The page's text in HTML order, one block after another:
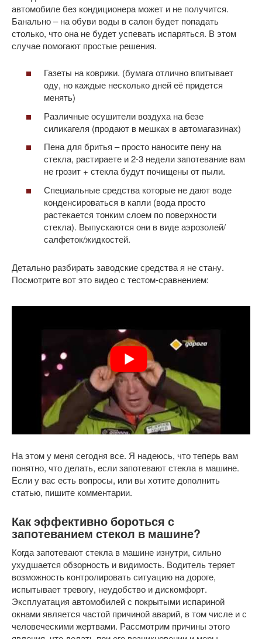
автомобиле без кондиционера может и не получится.
Банально – на обуви воды в салон будет попадать
столько, что она не будет успевать испаряться. В этом
случае помогают простые решения.
Газеты на коврики. (бумага отлично впитывает
оду, но каждые несколько дней её придется
менять)
Различные осушители воздуха на безе
силикагеля (продают в мешках в автомагазинах)
Пена для бритья – просто наносите пену на
стекла, растираете и 2-3 недели запотевание вам
не грозит + стекла будут почищены от пыли.
Специальные средства которые не дают воде
конденсироваться в капли (вода просто
растекается тонким слоем по поверхности
стекла). Выпускаются они в виде аэрозолей/
салфеток/жидкостей.
Детально разбирать заводские средства я не стану.
Посмотрите вот это видео с тестом-сравнением:
На этом у меня сегодня все. Я надеюсь, что теперь вам
понятно, что делать, если запотевают стекла в машине.
Если у вас есть вопросы, или вы хотите дополнить
статью, пишите комментарии.
Как эффективно бороться с
запотеванием стекол в машине?
Когда запотевают стекла в машине изнутри, сильно
ухудшается обзорность и видимость. Водитель теряет
возможность контролировать ситуацию на дороге,
испытывает тревогу, неудобство и дискомфорт.
Эксплуатация автомобилей с покрытыми испариной
окнами является частой причиной аварий, в том числе и с
человеческими жертвами. Рассмотрим причины этого